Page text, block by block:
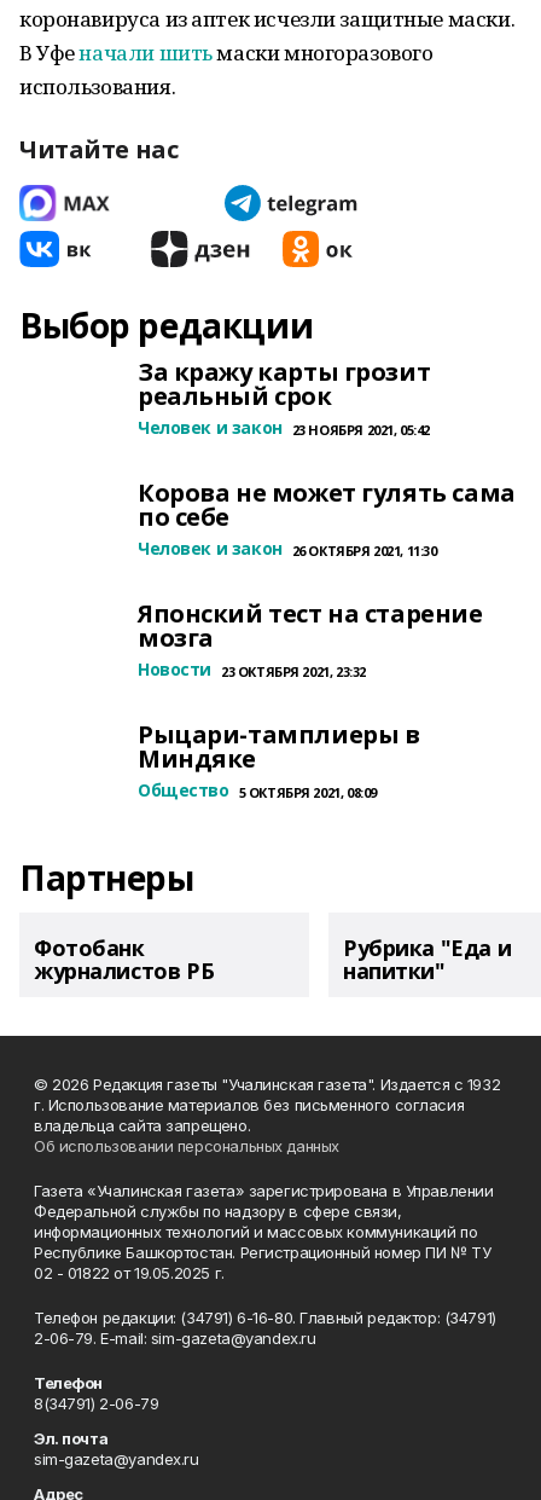
коронавируса из аптек исчезли защитные маски.
В Уфеначали шитьмаски многоразового
использования.
Читайте нас
Выбор редакции
За кражу карты грозит
реальный срок
Человек и закон 23 НОЯБРЯ 2021, 05:42
Корова не может гулять сама
по себе
Человек и закон 26 ОКТЯБРЯ 2021, 11:30
Японский тест на старение
мозга
Новости 23 ОКТЯБРЯ 2021, 23:32
Рыцари-тамплиеры в
Миндяке
Общество 5 ОКТЯБРЯ 2021, 08:09
Партнеры
Фотобанк
журналистов РБ
Рубрика "Еда и
напитки"
© 2026 Редакция газеты "Учалинская газета". Издается с 1932
г. Использование материалов без письменного согласия
владельца сайта запрещено.
Об использовании персональных данных
Газета «Учалинская газета» зарегистрирована в Управлении
Федеральной службы по надзору в сфере связи,
информационных технологий и массовых коммуникаций по
Республике Башкортостан. Регистрационный номер ПИ № ТУ
02 - 01822 от 19.05.2025 г.
Телефон редакции: (34791) 6-16-80. Главный редактор: (34791)
2-06-79. Е-mаil: sim-gazeta@yandex.ru
Телефон
8(34791) 2-06-79
Эл. почта
sim-gazeta@yandex.ru
Адрес